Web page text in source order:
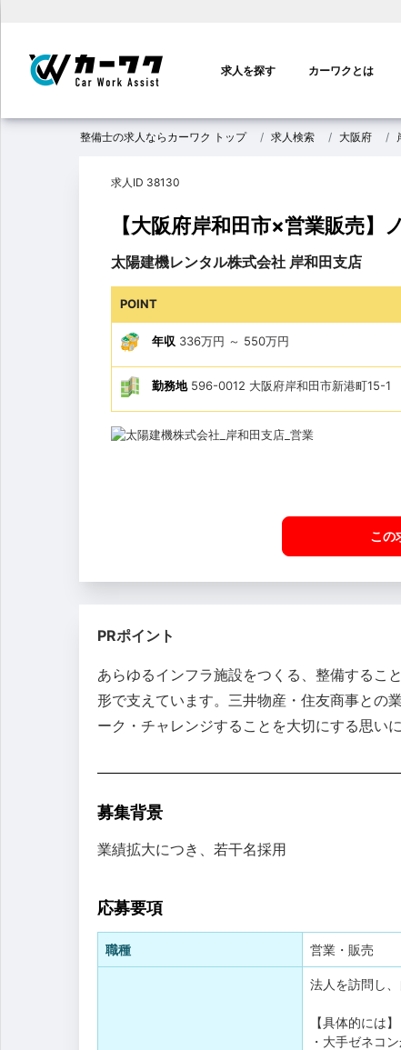
ン
ビ
ゲ
ン
求人を探す カーワクとは
整備士の求人ならカーワク トップ 求人検索 大阪府
求人ID 38130
【大阪府岸和田市×営業販売
太陽建機レンタル株式会社 岸和田支店
POINT
年収 336万円 ～ 550万円
勤務地596-0012 大阪府岸和田市新港町15-1
この
PRポイント
あらゆるインフラ施設をつくる、整備するこ
形で支えています。三井物産・住友商事との
ーク・チャレンジすることを大切にする思い
募集背景
業績拡大につき、若干名採用
応募要項
職種 営業・販売
法人を訪問し
【具体的には】
・大手ゼネコ